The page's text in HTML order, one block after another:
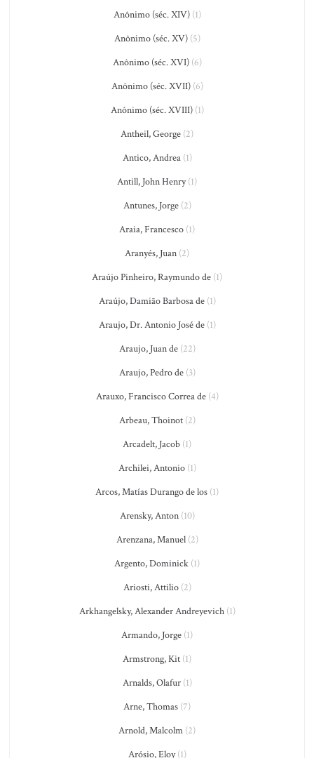
Anônimo (séc. XIV)(1)
Anônimo (séc. XV)(5)
Anônimo (séc. XVI)(6)
Anônimo (séc. XVII)(6)
Anônimo (séc. XVIII)(1)
Antheil, George (2)
Antico, Andrea(1)
Antill, John Henry(1)
Antunes, Jorge(2)
Araia, Francesco (1)
Aranyés, Juan (2)
Araújo Pinheiro, Raymundo de (1)
Araújo, Damião Barbosa de(1)
Araujo, Dr. Antonio José de(1)
Araujo, Juan de(22)
Araujo, Pedro de(3)
Arauxo, Francisco Correa de(4)
Arbeau, Thoinot(2)
Arcadelt, Jacob (1)
Archilei, Antonio(1)
Arcos, Matías Durango de los (1)
Arensky, Anton(10)
Arenzana, Manuel(2)
Argento, Dominick (1)
Ariosti, Attilio(2)
Arkhangelsky, Alexander Andreyevich(1)
Armando, Jorge (1)
Armstrong, Kit (1)
Arnalds, Olafur(1)
Arne, Thomas (7)
Arnold, Malcolm (2)
Arósio, Eloy(1)